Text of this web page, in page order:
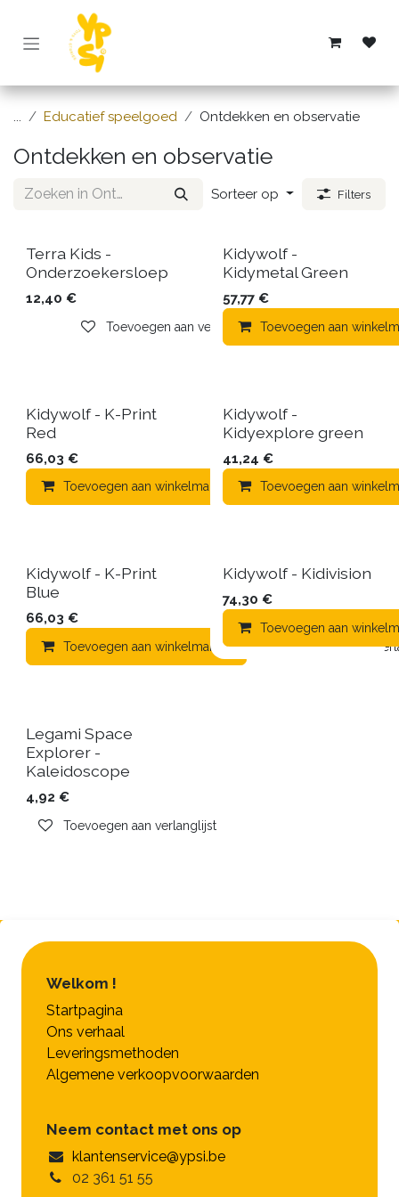
Overslaan naar inhoud
... Educatief speelgoed Ontdekken en observatie
Ontdekken en observatie
Sorteer op Filters
Terra Kids -
Onderzoekersloep
12,40 €
Toevoegen aan verlanglijst
Kidywolf -
Kidymetal Green
57,77€
Toevoegen aan
Kidywolf - K-Print
Red
66,03 €
Toevoegen aan winkelmandje Toevoegen aan
Kidywolf -
Kidyexplore green
41,24 €
Toevoegen aan
Kidywolf - K-Print
Blue
66,03 €
Toevoegen aan winkelmandje Toevoegen aan
Kidywolf - Kidivision
74,30 €
Toevoegen aan
Legami Space
Explorer -
Kaleidoscope
4,92 €
Toevoegen aan verlanglijst
Welkom !
Startpagina
Ons verhaal
Leveringsmethoden
Algemene verkoopvoorwaarden
Neem contact met ons op
klantenservice@ypsi.be
02 361 51 55